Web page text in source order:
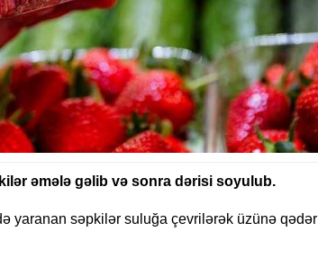
əmələ gəlib və sonra dərisi soyulub.
yaranan səpkilər suluğa çevrilərək üzünə qədər